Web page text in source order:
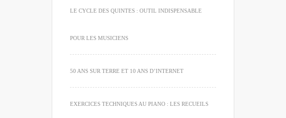
LE CYCLE DES QUINTES : OUTIL INDISPENSABLE
POUR LES MUSICIENS
50 ANS SUR TERRE ET 10 ANS D’INTERNET
EXERCICES TECHNIQUES AU PIANO : LES RECUEILS